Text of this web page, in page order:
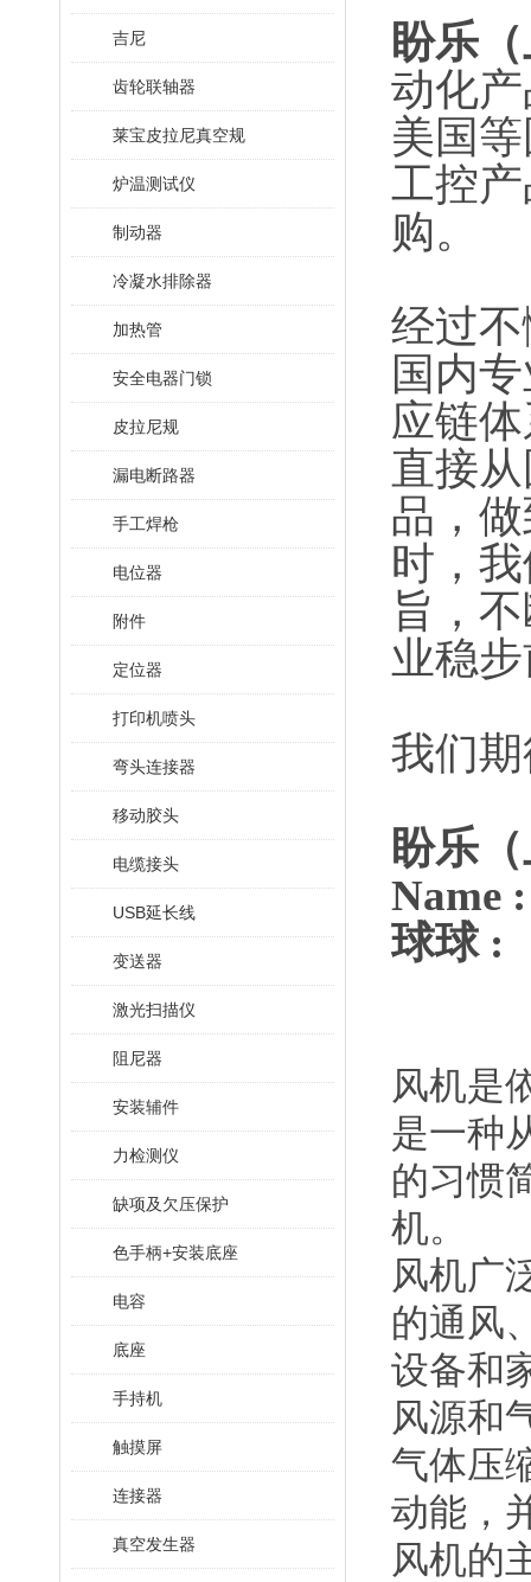
吉尼
齿轮联轴器
莱宝皮拉尼真空规
炉温测试仪
制动器
冷凝水排除器
加热管
安全电器门锁
皮拉尼规
漏电断路器
手工焊枪
电位器
附件
定位器
打印机喷头
弯头连接器
移动胶头
电缆接头
USB延长线
变送器
激光扫描仪
阻尼器
安装辅件
力检测仪
缺项及欠压保护
色手柄+安装底座
电容
底座
手持机
触摸屏
连接器
真空发生器
盼乐
动化
美国
工控
购。
经过
国内
应链
直接
品，
时，
旨，
业稳
我们
盼乐
Name
球球 :
风机是
是一种
的习惯
机。
风机广
的通风
设备和
风源和
气体压
动能，
风机的